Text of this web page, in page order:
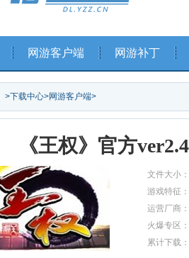
网游客户端 网游补丁
>下载中心>网游客户端>
《王权》官方
文件大小
游戏特征：
运营厂商：
火爆专区
累计下载：